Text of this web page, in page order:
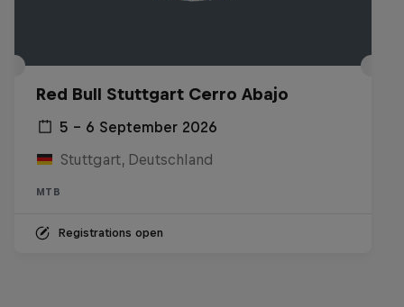
Red Bull Stuttgart Cerro Abajo
5 – 6 September 2026
Stuttgart, Deutschland
MTB
Registrations open